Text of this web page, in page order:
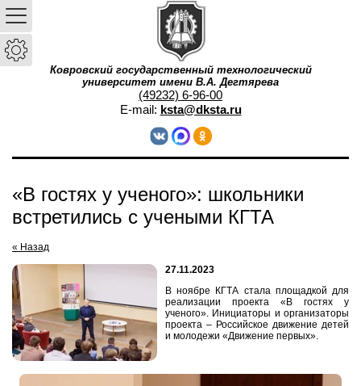
Ковровский государственный технологический
университет имени В.А. Дегтярева
(49232) 6-96-00
E-mail: ksta@dksta.ru
«В гостях у ученого»: школьники
встретились с учеными КГТА
« Назад
27.11.2023
В ноябре КГТА стала площадкой для
реализации проекта «В гостях у
ученого». Инициаторы и организаторы
проекта – Российское движение детей
и молодежи «Движение первых».